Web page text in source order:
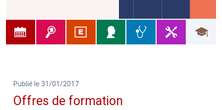
Publié le 31/01/2017
Offres de formation